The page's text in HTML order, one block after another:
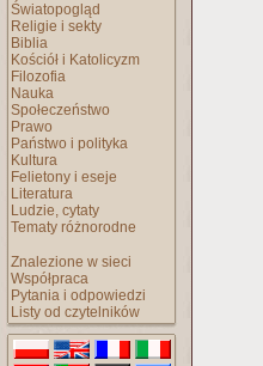
Światopogląd
Religie i sekty
Biblia
Kościół i Katolicyzm
Filozofia
Nauka
Społeczeństwo
Prawo
Państwo i polityka
Kultura
Felietony i eseje
Literatura
Ludzie, cytaty
Tematy różnorodne
Znalezione w sieci
Współpraca
Pytania i odpowiedzi
Listy od czytelników